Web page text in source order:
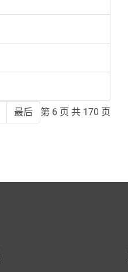
最后 第 6 页 共 170 页